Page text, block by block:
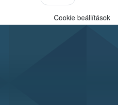
Cookie beállítások